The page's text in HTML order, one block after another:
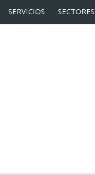
SERVICIOS SECTORES